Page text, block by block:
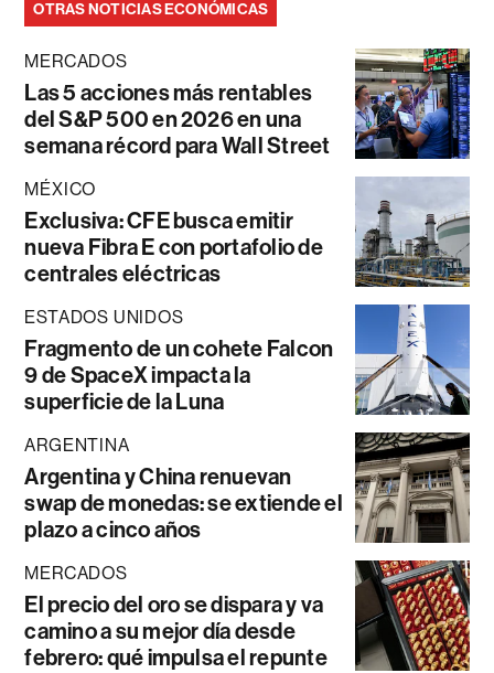
OTRAS NOTICIAS ECONÓMICAS
MERCADOS
Las 5 acciones más rentables
del S&P 500 en 2026 en una
semana récord para Wall Street
MÉXICO
Exclusiva: CFE busca emitir
nueva Fibra E con portafolio de
centrales eléctricas
ESTADOS UNIDOS
Fragmento de un cohete Falcon
9 de SpaceX impacta la
superficie de la Luna
ARGENTINA
Argentina y China renuevan
swap de monedas: se extiende el
plazo a cinco años
MERCADOS
El precio del oro se dispara y va
camino a su mejor día desde
febrero: qué impulsa el repunte